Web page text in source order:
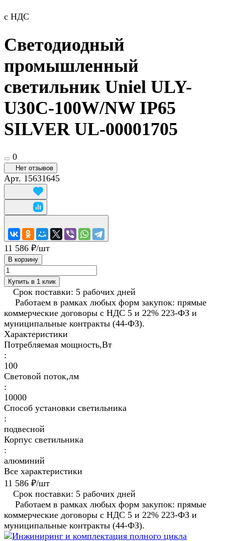
с НДС
Светодиодный
промышленный
светильник Uniel ULY-
U30C-100W/NW IP65
SILVER UL-00001705
0
Нет отзывов
Арт. 15631645
11 586 ₽/шт
В корзину
Купить в 1 клик
Срок поставки: 5 рабочих дней
Работаем в рамках любых форм закупок: прямые
коммерческие договоры с НДС 5 и 22% 223-ФЗ и
муниципальные контракты (44-ФЗ).
Характеристики
Потребляемая мощность,Вт
:
100
Световой поток,лм
:
10000
Способ установки светильника
:
подвесной
Корпус светильника
:
алюминий
Все характеристики
11 586 ₽/шт
Срок поставки: 5 рабочих дней
Работаем в рамках любых форм закупок: прямые
коммерческие договоры с НДС 5 и 22% 223-ФЗ и
муниципальные контракты (44-ФЗ).